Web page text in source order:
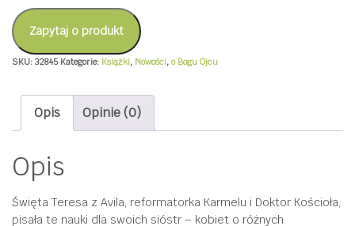
św.
Teresą
Szkoła
dla
kobiet
Zapytaj o produkt
SKU: 32845 Kategorie: Książki, Nowości, o Bogu Ojcu
Opis Opinie (0)
Opis
Święta Teresa z Avila, reformatorka Karmelu i Doktor Kościoła,
pisała te nauki dla swoich sióstr – kobiet o różnych